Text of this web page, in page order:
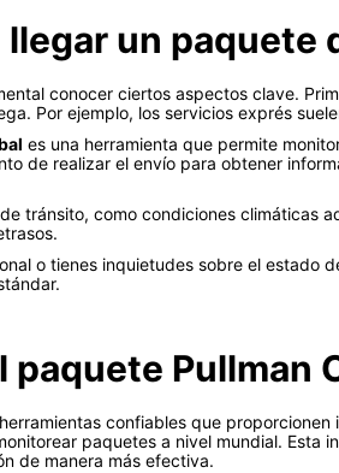
un paquete
conocer ciertos aspectos clave.
Por ejemplo, los servicios exprés
es una herramienta que permite
de realizar el envío para obtener
tránsito, como condiciones climáticas
o tienes inquietudes sobre el estado
Pullman
confiables que
paquetes a nivel mundial. Esta
de manera más efectiva.